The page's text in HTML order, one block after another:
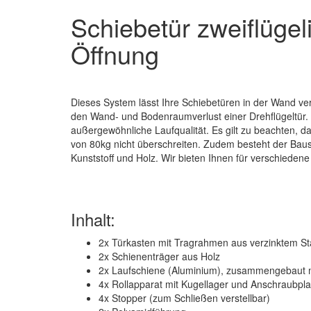
Schiebetür
Öffnung
Dieses System lässt Ihre Schiebetüren in der Wand
den Wand- und Bodenraumverlust einer
außergewöhnliche Laufqualität. Es gilt zu beachten,
von 80kg nicht überschreiten. Zudem besteht der
Kunststoff und Holz. Wir bieten Ihnen für
Inhalt:
2x Türkasten mit Tragrahmen aus verzinktem
2x Schienenträger aus Holz
2x Laufschiene (Aluminium), zusammengebaut
4x Rollapparat mit Kugellager und
4x Stopper (zum Schließen verstellbar)